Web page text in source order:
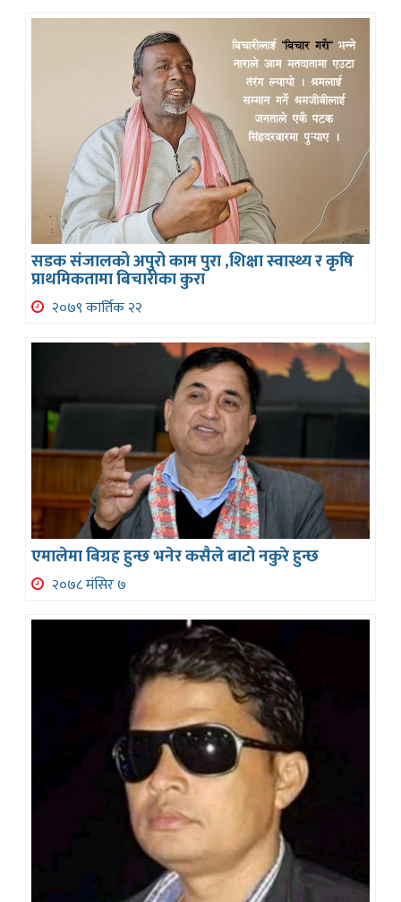
सडक संजालको अपुरो काम पुरा ,शिक्षा स्वास्थ्य र कृषि
प्राथमिकतामा बिचारीका कुरा
२०७९ कार्तिक २२
एमालेमा बिग्रह हुन्छ भनेर कसैले बाटो नकुरे हुन्छ
२०७८ मंसिर ७